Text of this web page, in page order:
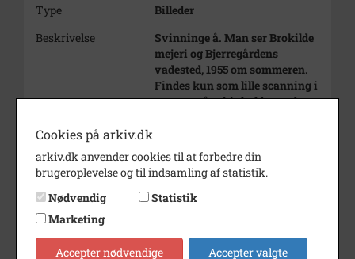
Type
Billeder
Beskrivelse
Svinninge å. Man ser Brokilde
mejeri og Bjerregårdens
vadested, 1955 om sommeren.
Findes kun som lille scanning i
mapper på arkivhylder under
Bemærkning
Findes kun som lille scanning i
mapper på arkivhylder under
Svinninge å.
Årstal
Dateringsnote
1955
Cookies på arkiv.dk
arkiv.dk anvender cookies til at forbedre din
brugeroplevelse og til indsamling af statistik.
Nødvendig
Statistik
Marketing
Accepter nødvendige Accepter valgte